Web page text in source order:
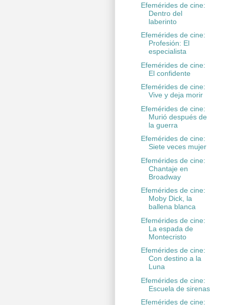
Efemérides de cine:
Dentro del
laberinto
Efemérides de cine:
Profesión: El
especialista
Efemérides de cine:
El confidente
Efemérides de cine:
Vive y deja morir
Efemérides de cine:
Murió después de
la guerra
Efemérides de cine:
Siete veces mujer
Efemérides de cine:
Chantaje en
Broadway
Efemérides de cine:
Moby Dick, la
ballena blanca
Efemérides de cine:
La espada de
Montecristo
Efemérides de cine:
Con destino a la
Luna
Efemérides de cine:
Escuela de sirenas
Efemérides de cine: